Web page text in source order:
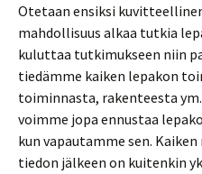
Otetaan ensiksi
mahdollisuus alkaa tutkia
kuluttaa tutkimukseen niin
tiedämme kaiken lepakon
toiminnasta, rakenteesta
voimme jopa ennustaa
kun vapautamme sen.
tiedon jälkeen on kuitenkin